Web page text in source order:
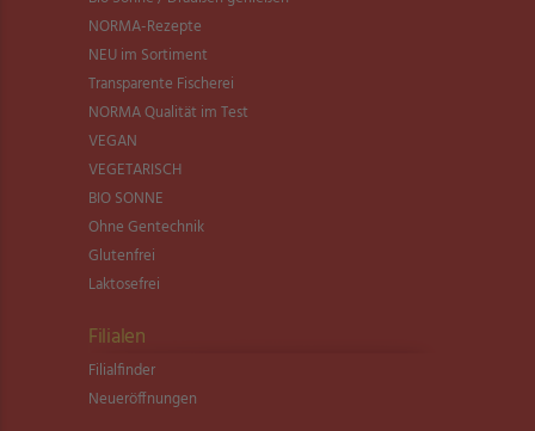
NORMA-Rezepte
NEU im Sortiment
Transparente Fischerei
NORMA Qualität im Test
VEGAN
VEGETARISCH
BIO SONNE
Ohne Gentechnik
Glutenfrei
Laktosefrei
Filialen
Filialfinder
Neueröffnungen